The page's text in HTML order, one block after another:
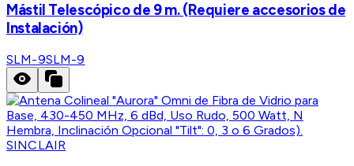
Mástil Telescópico de 9 m. (Requiere accesorios de
Instalación)
SLM-9SLM-9
SINCLAIR